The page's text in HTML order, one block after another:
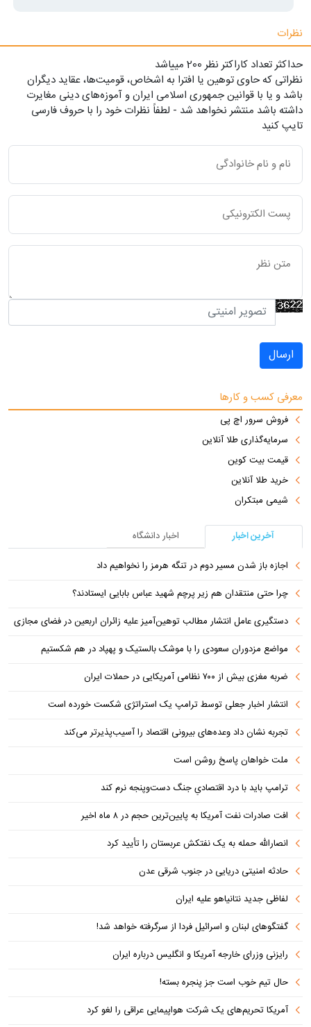
نظرات
حداکثر تعداد کاراکتر نظر 200 ميياشد
نظراتی که حاوی توهین یا افترا به اشخاص، قومیت‌ها، عقاید دیگران
باشد و یا با قوانین جمهوری اسلامی ایران و آموزه‌های دینی مغایرت
داشته باشد منتشر نخواهد شد - لطفاً نظرات خود را با حروف فارسی
تایپ کنید
ارسال
معرفی کسب و کارها
فروش سرور اچ پی
سرمایه‌گذاری طلا آنلاین
قیمت بیت کوین
خرید طلا آنلاین
شیمی مبتکران
آخرین اخبار
اخبار دانشگاه
اجازه باز شدن مسیر دوم در تنگه هرمز را نخواهیم داد
چرا حتی منتقدان هم زیر پرچم شهید عباس بابایی ایستادند؟
دستگیری عامل انتشار مطالب توهین‌آمیز علیه زائران اربعین در فضای مجازی
مواضع مزدوران سعودی را با موشک بالستیک و پهپاد در هم شکستیم
ضربه مغزی بیش از ۷۰۰ نظامی آمریکایی در حملات ایران
انتشار اخبار جعلی توسط ترامپ یک استراتژی شکست خورده است
تجربه نشان داد وعده‌های بیرونی اقتصاد را آسیب‌پذیرتر می‌کند
ملت خواهان پاسخ روشن است
ترامپ باید با درد اقتصادیِ جنگ دست‌و‌پنجه نرم کند
افت صادرات نفت آمریکا به پایین‌ترین حجم در ۸ ماه اخیر
انصارالله حمله به یک نفتکش عربستان را تأیید کرد
حادثه امنیتی دریایی در جنوب شرقی عدن
لفاظی جدید نتانیاهو علیه ایران
گفتگوهای لبنان و اسرائیل فردا از سرگرفته خواهد شد!
رایزنی وزرای خارجه آمریکا و انگلیس درباره ایران
حال تیم خوب است جز پنجره بسته!
آمریکا تحریم‌های یک شرکت هواپیمایی عراقی را لغو کرد